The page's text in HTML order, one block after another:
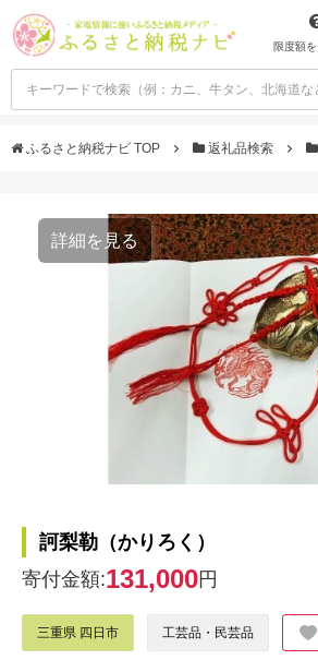
限度額
ふるさと納税ナビ TOP 返礼品検索
詳細を見る
訶梨勒（かりろく）
寄付金額:131,000円
三重県 四日市 工芸品・民芸品